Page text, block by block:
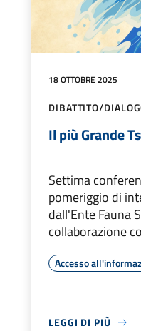
18 OTTOBRE 2025
DIBATTITO/
Il più Grande
Settima
pomeriggio di
dall'Ente Fauna
collaborazione
Accesso
LEGGI DI PIÙ